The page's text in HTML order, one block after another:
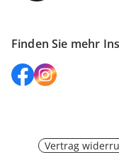
Finden Sie mehr
Vertrag